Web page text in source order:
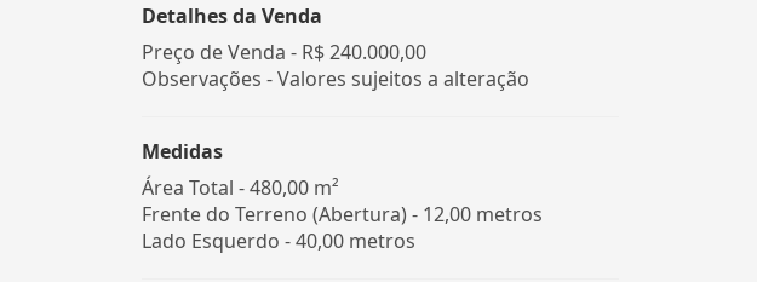
Detalhes da Venda
Preço de Venda - R$ 240.000,00
Observações - Valores sujeitos a alteração
Medidas
Área Total - 480,00 m²
Frente do Terreno (Abertura) - 12,00 metros
Lado Esquerdo - 40,00 metros